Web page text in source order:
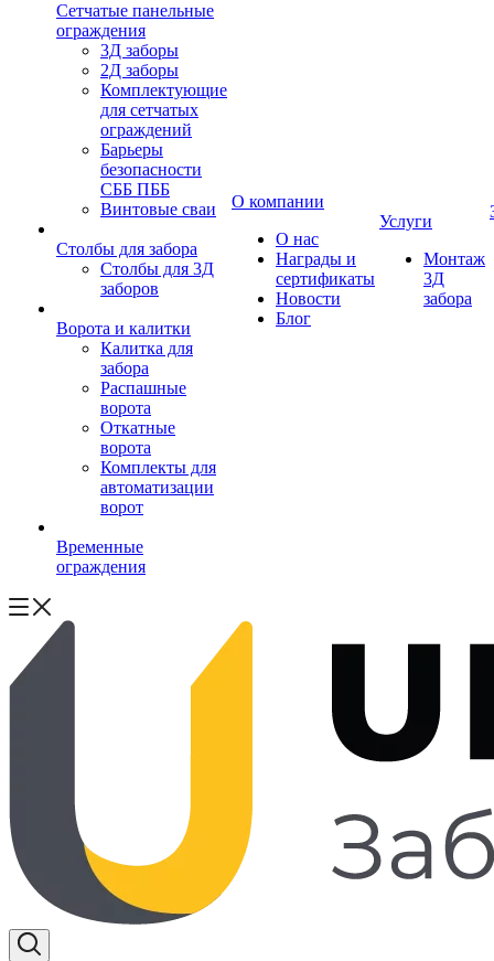
Сетчатые панельные
ограждения
3Д заборы
2Д заборы
Комплектующие
для сетчатых
ограждений
Барьеры
безопасности
СББ ПББ
Винтовые сваи
Столбы для забора
Столбы для 3Д
заборов
Ворота и калитки
Калитка для
забора
Распашные
ворота
Откатные
ворота
Комплекты для
автоматизации
ворот
Временные
ограждения
О компании
О нас
Награды и
сертификаты
Новости
Блог
Услуги
Монтаж
3Д
забора